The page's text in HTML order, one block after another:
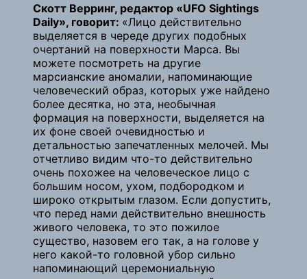
Скотт Верринг, редактор «UFO Sightings
Daily», говорит: «Лицо действительно
выделяется в череде других подобных
очертаний на поверхности Марса. Вы
можете посмотреть на другие
марсианские аномалии, напоминающие
человеческий образ, которых уже найдено
более десятка, но эта, необычная
формация на поверхности, выделяется на
их фоне своей очевидностью и
детальностью запечатленных мелочей. Мы
отчетливо видим что-то действительно
очень похожее на человеческое лицо с
большим носом, ухом, подбородком и
широко открытым глазом. Если допустить,
что перед нами действительно внешность
живого человека, то это пожилое
существо, назовем его так, а на голове у
него какой-то головной убор сильно
напоминающий церемониальную